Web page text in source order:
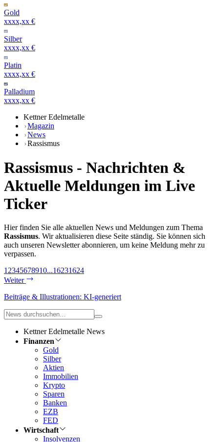
Gold
xxxx,xx €
Silber
xxxx,xx €
Platin
xxxx,xx €
Palladium
xxxx,xx €
Kettner Edelmetalle
Magazin
News
Rassismus
Rassismus - Nachrichten &
Aktuelle Meldungen im Live
Ticker
Hier finden Sie alle aktuellen News und Meldungen zum Thema
Rassismus. Wir aktualisieren diese Seite ständig. Sie können sich
auch unseren Newsletter abonnieren, um keine Meldung mehr zu
verpassen.
1 2345678910...16231624
Weiter
Beiträge & Illustrationen: KI-generiert
Kettner Edelmetalle News
Finanzen
Gold
Silber
Aktien
Immobilien
Krypto
Sparen
Banken
EZB
FED
Wirtschaft
Insolvenzen